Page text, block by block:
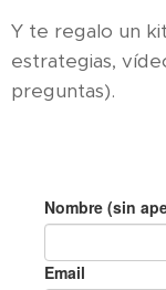
Y te regalo un
estrategias,
preguntas).